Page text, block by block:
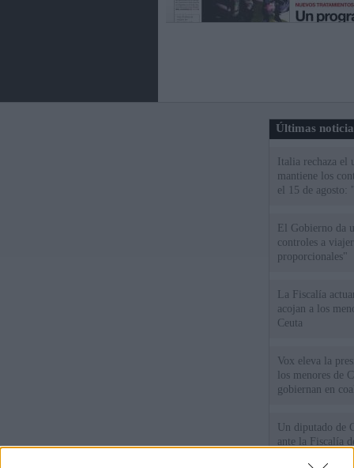
Últimas
Italia rechaza
mantiene los
el 15 de agosto:
El Gobierno da
controles a
proporcionales"
La Fiscalía
acojan a los
Ceuta
Vox eleva la
los menores de
gobiernan en
Un diputado de
ante la Fiscalía